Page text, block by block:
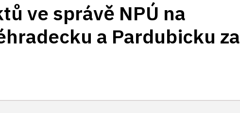
ve správě NPÚ na
a Pardubicku za